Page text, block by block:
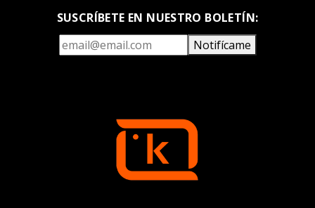
SUSCRÍBETE EN NUESTRO BOLETÍN:
Notifícame